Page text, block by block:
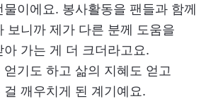
이에요. 봉사활동을 팬들과 함께
보니까 제가 다른 분께 도움을
아 가는 게 더 크더라고요.
기도 하고 삶의 지혜도 얻고
깨우치게 된 계기예요.